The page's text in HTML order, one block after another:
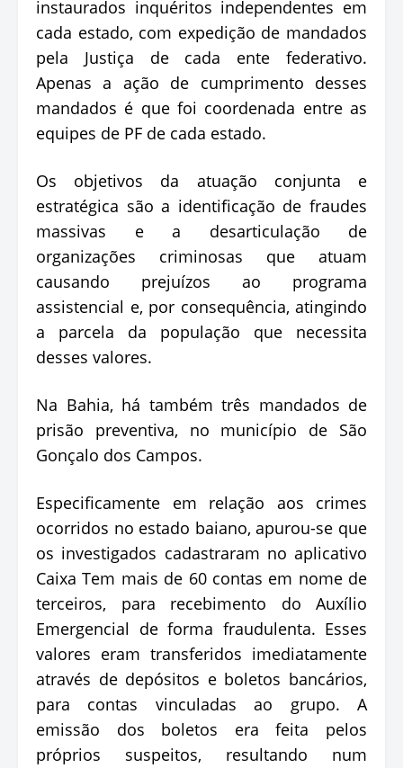
instaurados inquéritos independentes em
cada estado, com expedição de mandados
pela Justiça de cada ente federativo.
Apenas a ação de cumprimento desses
mandados é que foi coordenada entre as
equipes de PF de cada estado.
Os objetivos da atuação conjunta e
estratégica são a identificação de fraudes
massivas e a desarticulação de
organizações criminosas que atuam
causando prejuízos ao programa
assistencial e, por consequência, atingindo
a parcela da população que necessita
desses valores.
Na Bahia, há também três mandados de
prisão preventiva, no município de São
Gonçalo dos Campos.
Especificamente em relação aos crimes
ocorridos no estado baiano, apurou-se que
os investigados cadastraram no aplicativo
Caixa Tem mais de 60 contas em nome de
terceiros, para recebimento do Auxílio
Emergencial de forma fraudulenta. Esses
valores eram transferidos imediatamente
através de depósitos e boletos bancários,
para contas vinculadas ao grupo. A
emissão dos boletos era feita pelos
próprios suspeitos, resultando num